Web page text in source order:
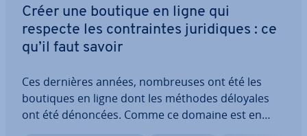
Créer une boutique en ligne qui
respecte les con­traintes ju­ri­diques : ce
qu’il faut savoir
Ces dernières années, nom­breuses ont été les
boutiques en ligne dont les méthodes déloyales
ont été dénoncées. Comme ce domaine est en